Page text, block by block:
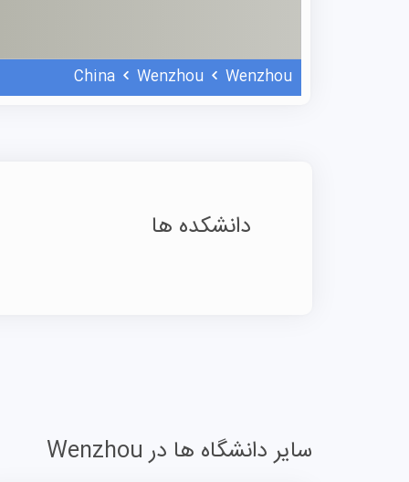
China Wenzhou Wenzhou
دانشکده ها
سایر دانشگاه ها در Wenzhou